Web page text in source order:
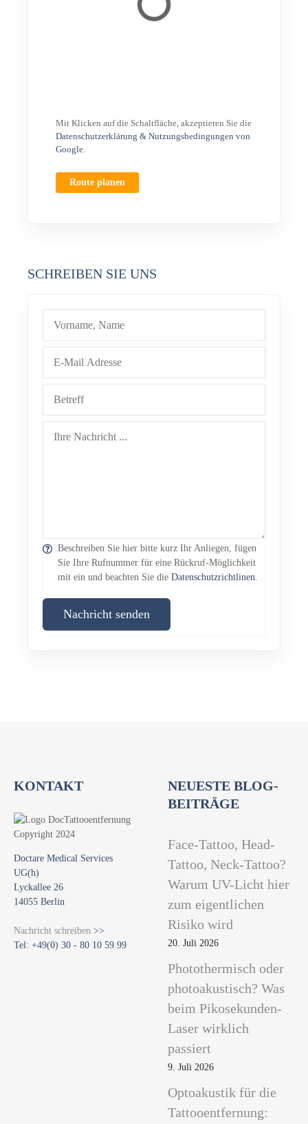
Mit Klicken auf die Schaltfläche, akzeptieren Sie die
Datenschutzerklärung & Nutzungsbedingungen von
Google.
Route planen
SCHREIBEN SIE UNS
Beschreiben Sie hier bitte kurz Ihr Anliegen, fügen
Sie Ihre Rufnummer für eine Rückruf-Möglichkeit
mit ein und beachten Sie die Datenschutzrichtlinen
Nachricht senden
KONTAKT
Doctare Medical Services
UG(h)
Lyckallee 26
14055 Berlin
Nachricht schreiben >>
Tel: +49(0) 30 - 80 10 59 99
NEUESTE BLOG-
BEITRÄGE
Face-Tattoo, Head-
Tattoo, Neck-Tattoo?
Warum UV-Licht hier
zum eigentlichen
Risiko wird
20. Juli 2026
Photothermisch oder
photoakustisch? Was
beim Pikosekunden-
Laser wirklich
passiert
9. Juli 2026
Optoakustik für die
Tattooentfernung: